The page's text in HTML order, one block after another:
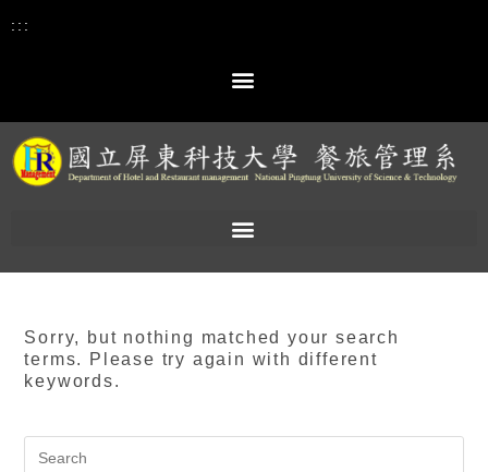
:::
Sorry, but nothing matched your search
terms. Please try again with different
keywords.